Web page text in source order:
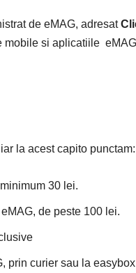
de eMAG, adresat
si aplicatiile
la acest capito punctam:
30 lei.
de peste 100 lei.
prin curier sau la